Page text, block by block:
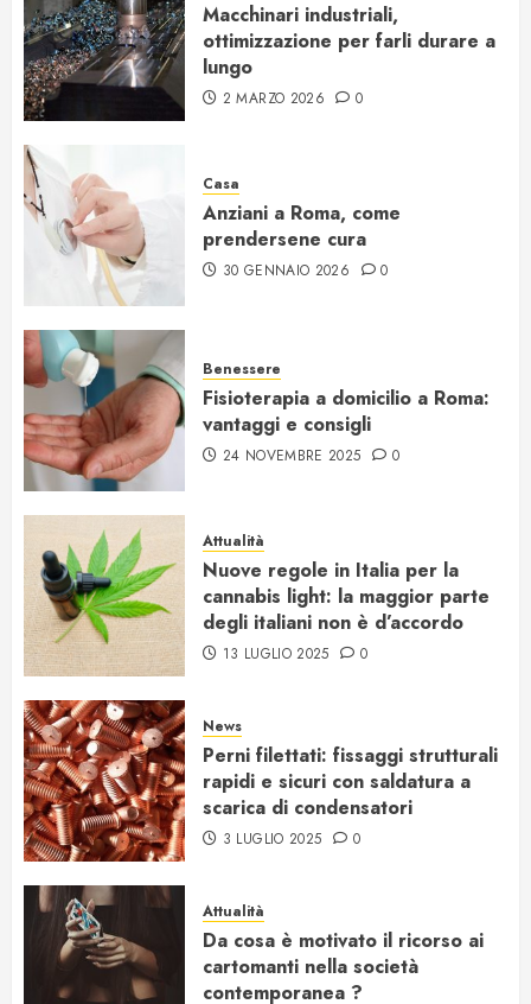
Macchinari industriali,
ottimizzazione per farli durare a
lungo
2 MARZO 2026 0
Casa
Anziani a Roma, come
prendersene cura
30 GENNAIO 2026 0
Benessere
Fisioterapia a domicilio a Roma:
vantaggi e consigli
24 NOVEMBRE 2025 0
Attualità
Nuove regole in Italia per la
cannabis light: la maggior parte
degli italiani non è d’accordo
13 LUGLIO 2025 0
News
Perni filettati: fissaggi strutturali
rapidi e sicuri con saldatura a
scarica di condensatori
3 LUGLIO 2025 0
Attualità
Da cosa è motivato il ricorso ai
cartomanti nella società
contemporanea ?